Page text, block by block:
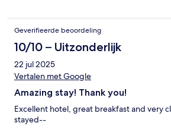
Geverifieerde beoordeling
10/10 – Uitzonderlijk
22 jul 2025
Vertalen met Google
Amazing stay! Thank you!
Excellent hotel, great breakfast and very
stayed--